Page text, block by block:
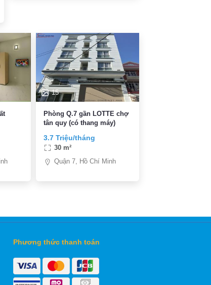
15
Phòng Q.7 gần LOTTE chợ
tân quy (có thang máy)
3.7 Triệu/tháng
30 m²
Quận 7, Hồ Chí Minh
Phương thức thanh toán